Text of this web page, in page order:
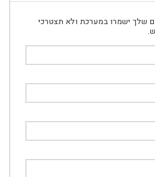
שלך ישמרו במערכת ולא תצטרכי